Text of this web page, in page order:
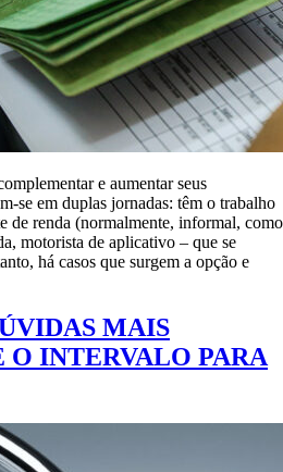
e aumentar seus
se em duplas jornadas: têm o trabalho
de renda (normalmente, informal, como
motorista de aplicativo – que se
há casos que surgem a opção e
MAIS
O INTERVALO PARA